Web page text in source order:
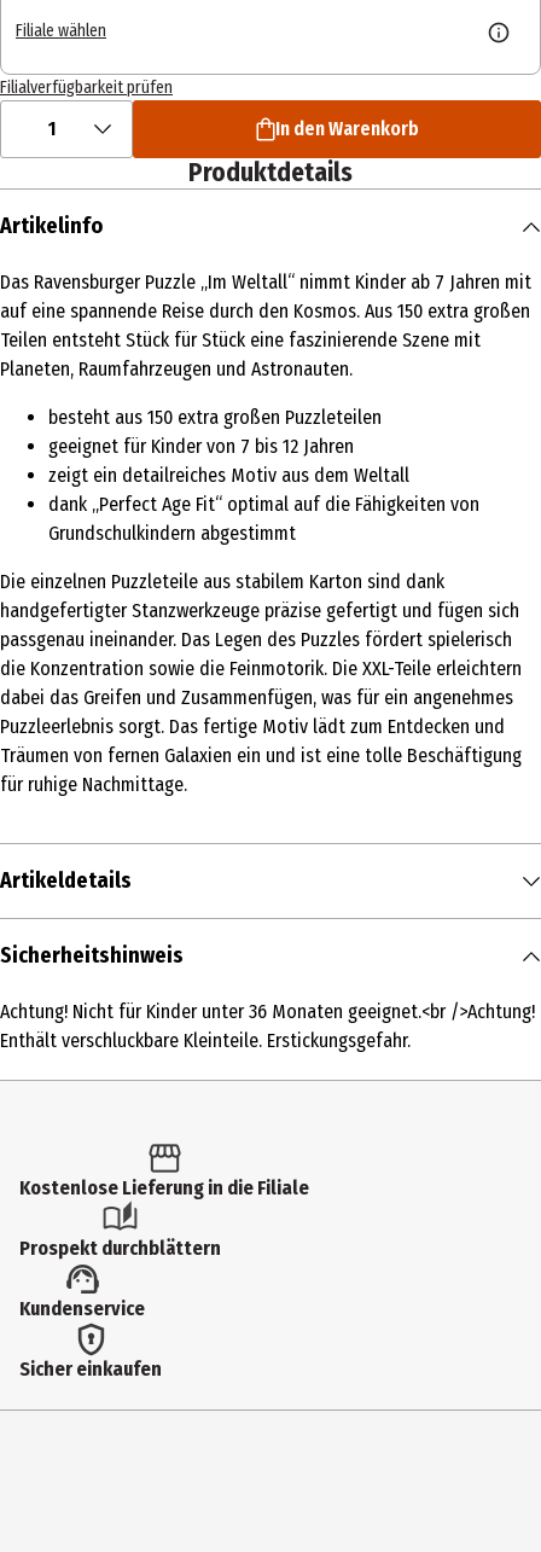
Filiale wählen
Filialverfügbarkeit prüfen
1 In den Warenkorb
Produktdetails
Artikelinfo
Das Ravensburger Puzzle „Im Weltall“ nimmt Kinder ab 7 Jahren mit
auf eine spannende Reise durch den Kosmos. Aus 150 extra großen
Teilen entsteht Stück für Stück eine faszinierende Szene mit
Planeten, Raumfahrzeugen und Astronauten.
besteht aus 150 extra großen Puzzleteilen
geeignet für Kinder von 7 bis 12 Jahren
zeigt ein detailreiches Motiv aus dem Weltall
dank „Perfect Age Fit“ optimal auf die Fähigkeiten von
Grundschulkindern abgestimmt
Die einzelnen Puzzleteile aus stabilem Karton sind dank
handgefertigter Stanzwerkzeuge präzise gefertigt und fügen sich
passgenau ineinander. Das Legen des Puzzles fördert spielerisch
die Konzentration sowie die Feinmotorik. Die XXL-Teile erleichtern
dabei das Greifen und Zusammenfügen, was für ein angenehmes
Puzzleerlebnis sorgt. Das fertige Motiv lädt zum Entdecken und
Träumen von fernen Galaxien ein und ist eine tolle Beschäftigung
für ruhige Nachmittage.
Artikeldetails
Inhalt
Produkttyp
Motivgruppe Puzzles
Lizenzthemen
Schwierigkeitsgrad
Kinder - Geübte
Altersempfehlung ab
Sicherheitshinweis
Achtung! Nicht für Kinder unter 36 Monaten geeignet.<br />Achtung!
Enthält verschluckbare Kleinteile. Erstickungsgefahr.
Kostenlose Lieferung in die Filiale
Prospekt durchblättern
Kundenservice
Sicher einkaufen